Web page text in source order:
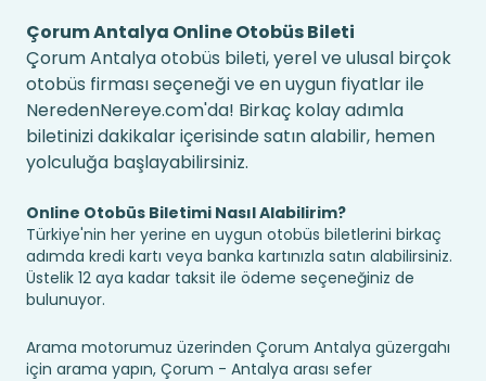
Çorum Antalya Online Otobüs Bileti
Çorum Antalya otobüs bileti, yerel ve ulusal birçok
otobüs firması seçeneği ve en uygun fiyatlar ile
NeredenNereye.com'da! Birkaç kolay adımla
biletinizi dakikalar içerisinde satın alabilir, hemen
yolculuğa başlayabilirsiniz.
Online Otobüs Biletimi Nasıl Alabilirim?
Türkiye'nin her yerine en uygun otobüs biletlerini birkaç
adımda kredi kartı veya banka kartınızla satın alabilirsiniz.
Üstelik 12 aya kadar taksit ile ödeme seçeneğiniz de
bulunuyor.
Arama motorumuz üzerinden Çorum Antalya güzergahı
için arama yapın, Çorum - Antalya arası sefer